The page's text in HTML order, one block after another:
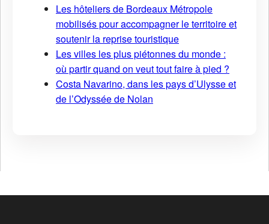
Les hôteliers de Bordeaux Métropole
mobilisés pour accompagner le territoire et
soutenir la reprise touristique
Les villes les plus piétonnes du monde :
où partir quand on veut tout faire à pied ?
Costa Navarino, dans les pays d’Ulysse et
de l’Odyssée de Nolan